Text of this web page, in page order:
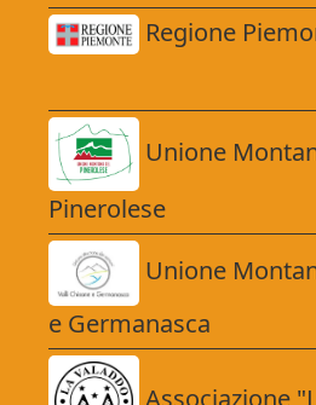
Regione
Unione
Pinerolese
Unione
e Germanasca
Associazione